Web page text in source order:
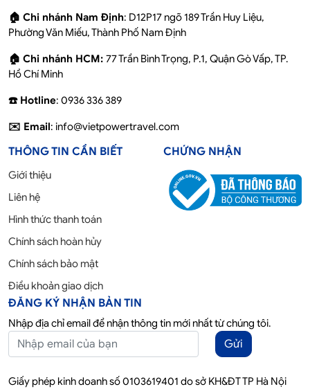
🏠 Chi nhánh Nam Định: D12P17 ngõ 189 Trần Huy Liệu,
Phường Văn Miếu, Thành Phố Nam Định
🏠 Chi nhánh HCM: 77 Trần Bình Trọng, P.1, Quận Gò Vấp, TP.
Hồ Chí Minh
☎️ Hotline: 0936 336 389
✉️ Email: info@vietpowertravel.com
THÔNG TIN CẦN BIẾT
Giới thiệu
Liên hệ
Hình thức thanh toán
Chính sách hoàn hủy
Chính sách bảo mật
Điều khoản giao dịch
CHỨNG NHẬN
ĐĂNG KÝ NHẬN BẢN TIN
Nhập địa chỉ email để nhận thông tin mới nhất từ chúng tôi.
Gửi
Giấy phép kinh doanh số 0103619401 do sở KH&ĐT TP Hà Nội